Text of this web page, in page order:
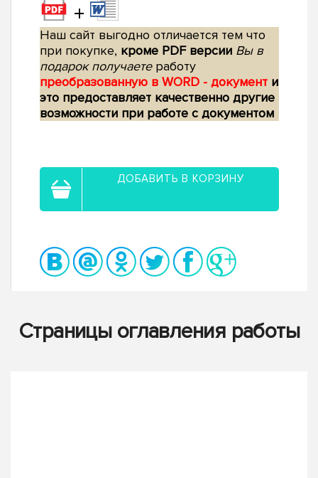
+
Наш сайт выгодно отличается тем что
при покупке, кроме PDF версии Вы в
подарок получаетеработу
преобразованную в WORD - документ и
это предоставляет качественно другие
возможности при работе с документом
ДОБАВИТЬ В КОРЗИНУ
Страницы оглавления работы